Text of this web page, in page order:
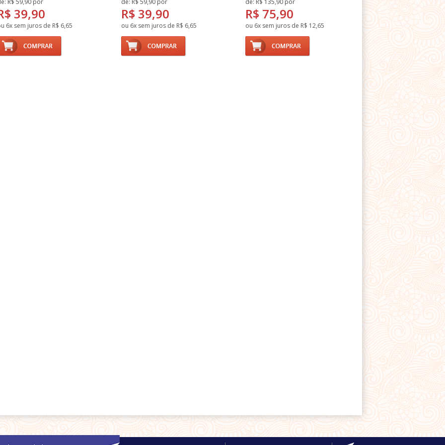
R$ 59,90 por
39,90
6x sem juros de R$ 6,65
de: R$ 59,90 por
R$ 39,90
ou 6x sem juros de R$ 6,65
de: R$ 135,90 por
R$ 75,90
ou 6x sem juros de R$ 12,65